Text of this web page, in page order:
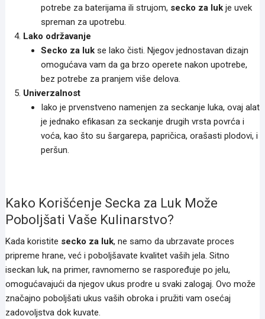
potrebe za baterijama ili strujom, secko za lukje uvek
spreman za upotrebu.
Lako održavanje
Secko za lukse lako čisti. Njegov jednostavan dizajn
omogućava vam da ga brzo operete nakon upotrebe,
bez potrebe za pranjem više delova.
Univerzalnost
Iako je prvenstveno namenjen za seckanje luka, ovaj alat
je jednako efikasan za seckanje drugih vrsta povrća i
voća, kao što su šargarepa, papričica, orašasti plodovi, i
peršun.
Kako Korišćenje Secka za Luk Može
Poboljšati Vaše Kulinarstvo?
Kada koristite secko za luk, ne samo da ubrzavate proces
pripreme hrane, već i poboljšavate kvalitet vaših jela. Sitno
iseckan luk, na primer, ravnomerno se raspoređuje po jelu,
omogućavajući da njegov ukus prodre u svaki zalogaj. Ovo može
značajno poboljšati ukus vaših obroka i pružiti vam osećaj
zadovoljstva dok kuvate.